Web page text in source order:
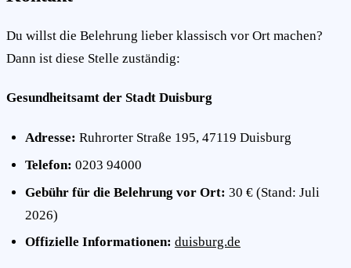
Du willst die Belehrung lieber klassisch vor Ort machen?
Dann ist diese Stelle zuständig:
Gesundheitsamt der Stadt Duisburg
Adresse: Ruhrorter Straße 195, 47119 Duisburg
Telefon: 0203 94000
Gebühr für die Belehrung vor Ort: 30 € (Stand: Juli
2026)
Offizielle Informationen: duisburg.de